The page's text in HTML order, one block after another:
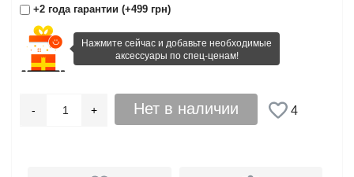
+2 года гарантии (+499 грн)
Нажмите сейчас и добавьте необходимые
аксессуары по спец-ценам!
+
- Нет в наличии 4